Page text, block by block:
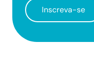
Inscreva-se